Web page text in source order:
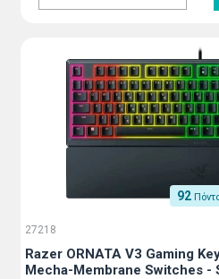
92
27218
Razer ORNATA V3 Gaming
Mecha-Membrane Switches -